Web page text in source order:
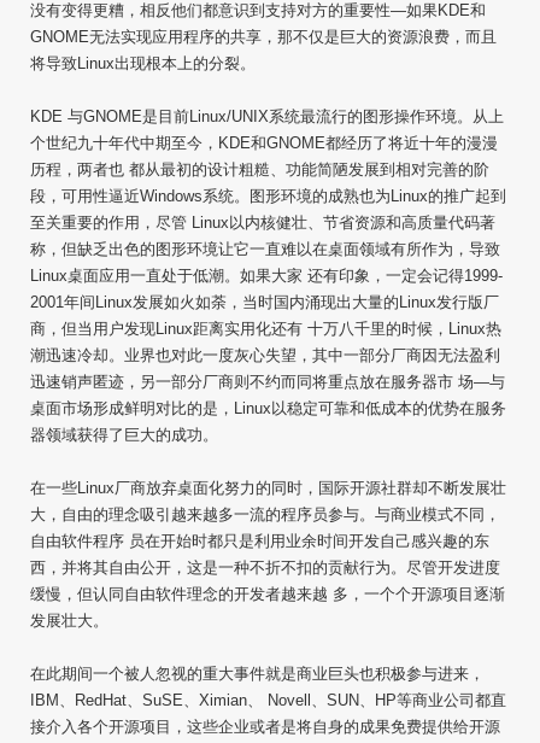
没有变得更糟，相反他们都意识到支持对方的重要性—如果KDE和
GNOME无法实现应用程序的共享，那不仅是巨大的资源浪费，而且
将导致Linux出现根本上的分裂。
KDE 与GNOME是目前Linux/UNIX系统最流行的图形操作环境。从上
个世纪九十年代中期至今，KDE和GNOME都经历了将近十年的漫漫
历程，两者也 都从最初的设计粗糙、功能简陋发展到相对完善的阶
段，可用性逼近Windows系统。图形环境的成熟也为Linux的推广起到
至关重要的作用，尽管 Linux以内核健壮、节省资源和高质量代码著
称，但缺乏出色的图形环境让它一直难以在桌面领域有所作为，导致
Linux桌面应用一直处于低潮。如果大家 还有印象，一定会记得1999-
2001年间Linux发展如火如荼，当时国内涌现出大量的Linux发行版厂
商，但当用户发现Linux距离实用化还有 十万八千里的时候，Linux热
潮迅速冷却。业界也对此一度灰心失望，其中一部分厂商因无法盈利
迅速销声匿迹，另一部分厂商则不约而同将重点放在服务器市 场—与
桌面市场形成鲜明对比的是，Linux以稳定可靠和低成本的优势在服务
器领域获得了巨大的成功。
在一些Linux厂商放弃桌面化努力的同时，国际开源社群却不断发展壮
大，自由的理念吸引越来越多一流的程序员参与。与商业模式不同，
自由软件程序 员在开始时都只是利用业余时间开发自己感兴趣的东
西，并将其自由公开，这是一种不折不扣的贡献行为。尽管开发进度
缓慢，但认同自由软件理念的开发者越来越 多，一个个开源项目逐渐
发展壮大。
在此期间一个被人忽视的重大事件就是商业巨头也积极参与进来，
IBM、RedHat、SuSE、Ximian、 Novell、SUN、HP等商业公司都直
接介入各个开源项目，这些企业或者是将自身的成果免费提供给开源